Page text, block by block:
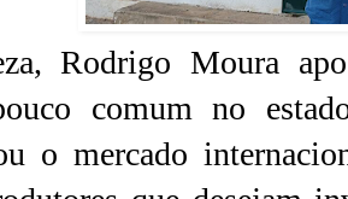
Rodrigo Moura
comum no
o mercado